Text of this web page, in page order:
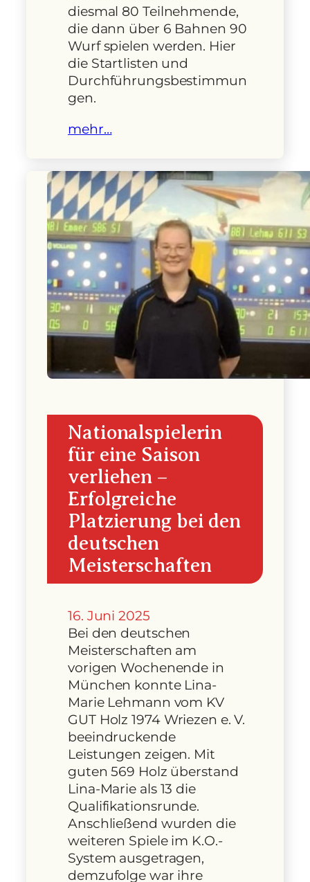
diesmal 80 Teilnehmende,
die dann über 6 Bahnen 90
Wurf spielen werden. Hier
die Startlisten und
Durchführungsbestimmun
gen.
mehr…
Nationalspielerin
für eine Saison
verliehen –
Erfolgreiche
Platzierung bei den
deutschen
Meisterschaften
16. Juni 2025
Bei den deutschen
Meisterschaften am
vorigen Wochenende in
München konnte Lina-
Marie Lehmann vom KV
GUT Holz 1974 Wriezen e. V.
beeindruckende
Leistungen zeigen. Mit
guten 569 Holz überstand
Lina-Marie als 13 die
Qualifikationsrunde.
Anschließend wurden die
weiteren Spiele im K.O.-
System ausgetragen,
demzufolge war ihre